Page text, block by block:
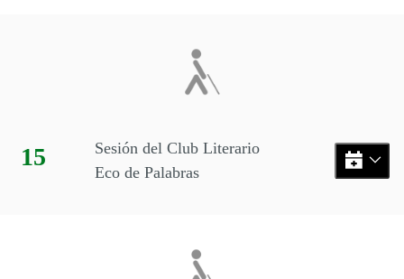
Día:
15
Sesión del Club Literario
Eco de Palabras